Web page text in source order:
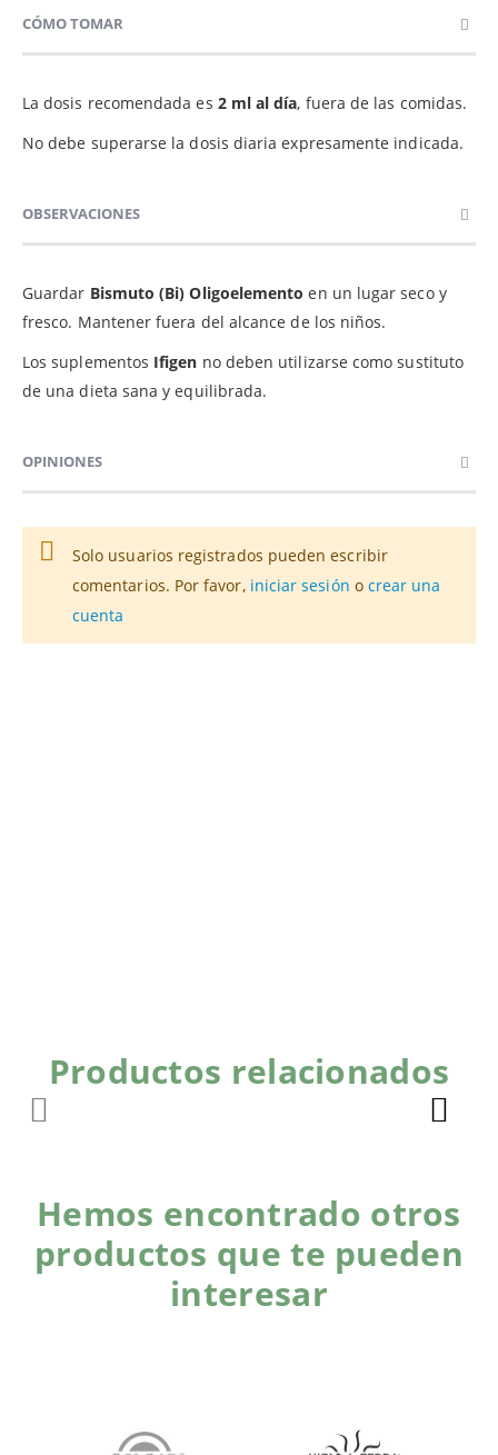
CÓMO TOMAR
La dosis recomendada es 2 ml al día, fuera de las comidas.
No debe superarse la dosis diaria expresamente indicada.
OBSERVACIONES
Guardar Bismuto (Bi) Oligoelemento en un lugar seco y
fresco. Mantener fuera del alcance de los niños.
Los suplementos Ifigen no deben utilizarse como sustituto
de una dieta sana y equilibrada.
OPINIONES
Solo usuarios registrados pueden escribir
comentarios. Por favor, iniciar sesión o crear una
cuenta
Productos relacionados
Hemos encontrado otros
productos que te pueden
interesar